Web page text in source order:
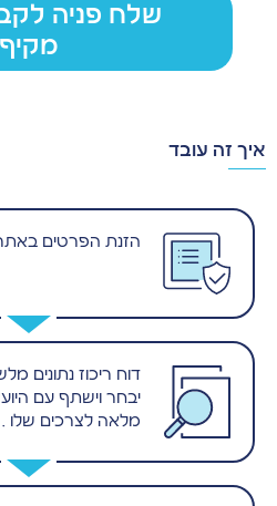
שלח פניה
מקיף
איך זה עובד
הזנת הפרטים
דוח ריכוז נתונים
יבחר וישתף עם
מלאה לצרכים שלו .